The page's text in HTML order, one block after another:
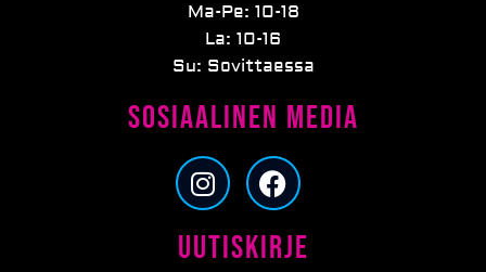
Ma-Pe: 10-18
La: 10-16
Su: Sovittaessa
Sosiaalinen media
I
n
t
F
a
e
Uutiskirje